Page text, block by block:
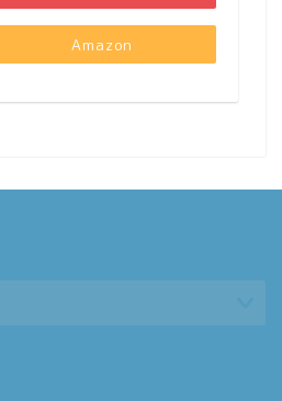
Amazon